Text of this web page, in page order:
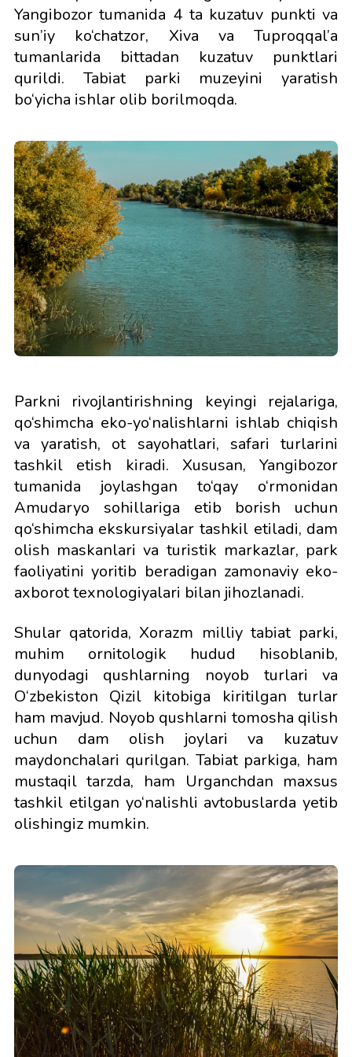
Yangibozor tumanida 4 ta kuzatuv punkti va
sun’iy ko‘chatzor, Xiva va Tuproqqal’a
tumanlarida bittadan kuzatuv punktlari
qurildi. Tabiat parki muzeyini yaratish
bo‘yicha ishlar olib borilmoqda.
Parkni rivojlantirishning keyingi rejalariga,
qo‘shimcha eko-yo‘nalishlarni ishlab chiqish
va yaratish, ot sayohatlari, safari turlarini
tashkil etish kiradi. Xususan, Yangibozor
tumanida joylashgan to‘qay o‘rmonidan
Amudaryo sohillariga etib borish uchun
qo‘shimcha ekskursiyalar tashkil etiladi, dam
olish maskanlari va turistik markazlar, park
faoliyatini yoritib beradigan zamonaviy eko-
axborot texnologiyalari bilan jihozlanadi.
Shular qatorida, Xorazm milliy tabiat parki,
muhim ornitologik hudud hisoblanib,
dunyodagi qushlarning noyob turlari va
O‘zbekiston Qizil kitobiga kiritilgan turlar
ham mavjud. Noyob qushlarni tomosha qilish
uchun dam olish joylari va kuzatuv
maydonchalari qurilgan. Tabiat parkiga, ham
mustaqil tarzda, ham Urganchdan maxsus
tashkil etilgan yo‘nalishli avtobuslarda yetib
olishingiz mumkin.